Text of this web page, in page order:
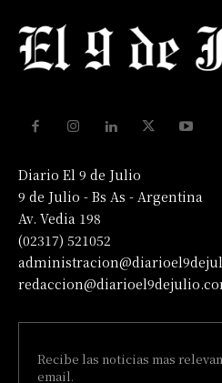
Diario El 9 de Julio
9 de Julio - Bs As - Argentina
Av. Vedia 198
(02317) 521052
Recibe las noticias mas
email.